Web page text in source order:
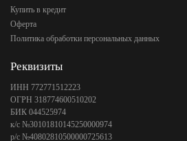
Купить в кредит
Оферта
Политика обработки персональных данных
Реквизиты
ИНН 772771512223
ОГРН 318774600510202
БИК 044525974
к/с №30101810145250000974
р/с №40802810500000725613